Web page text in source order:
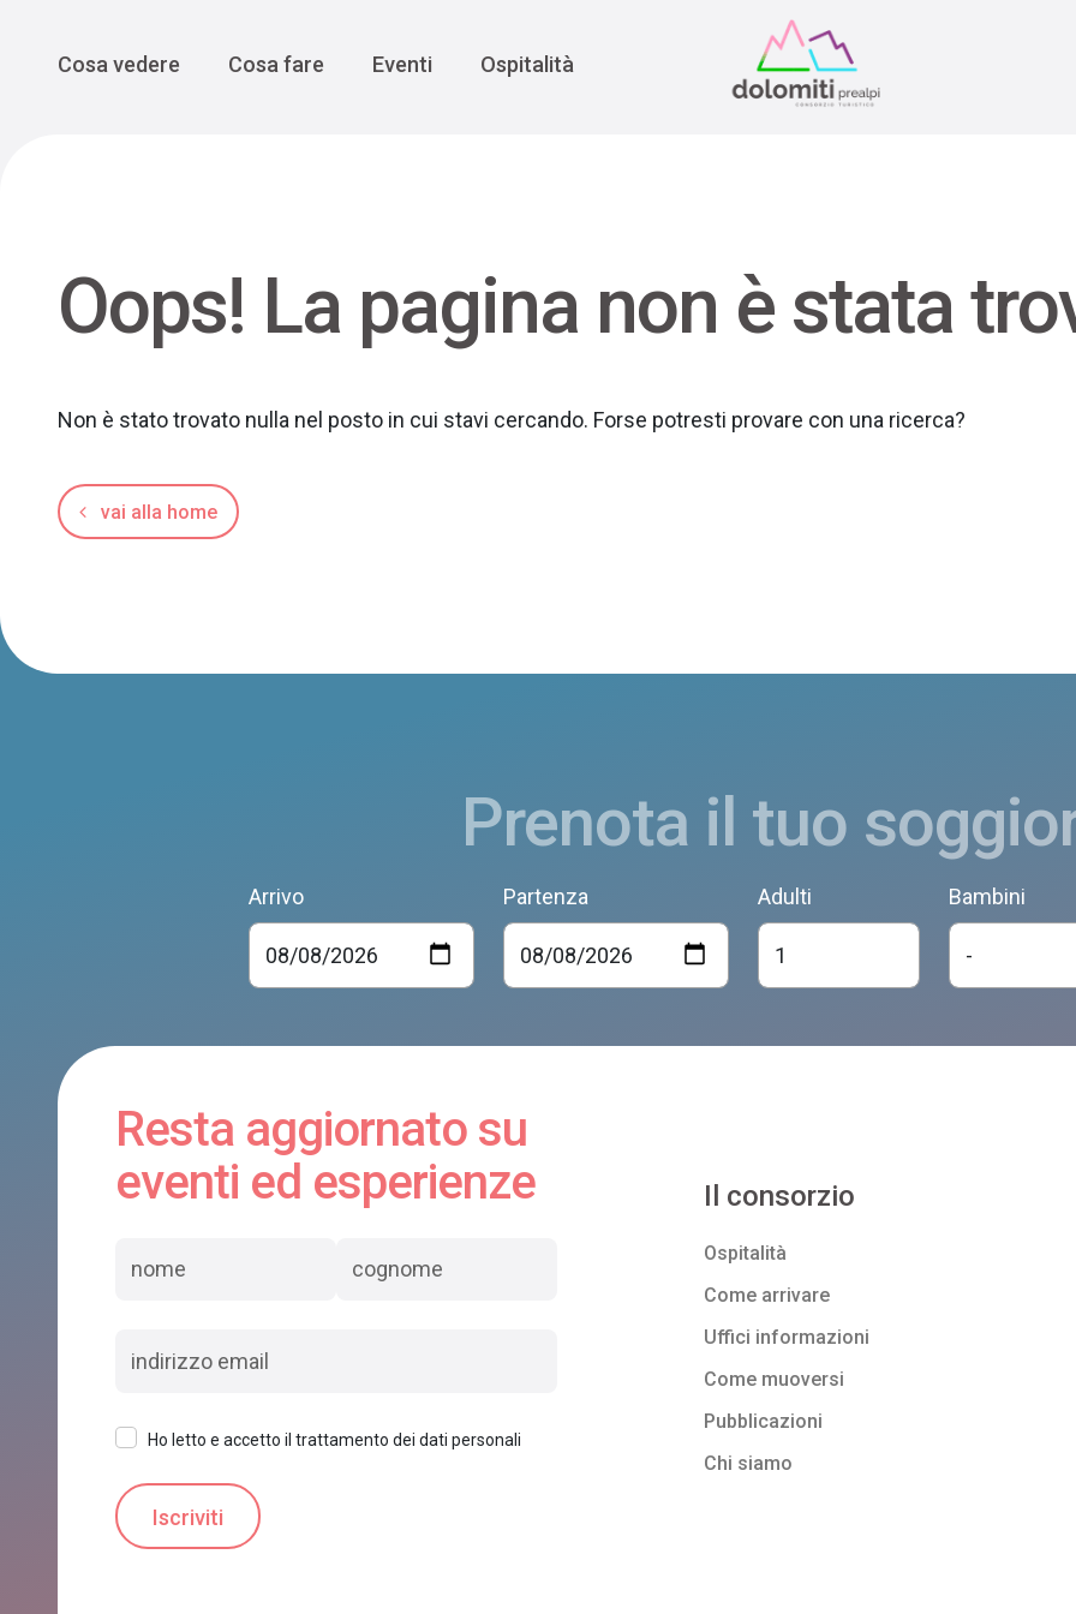
Main Navigation
Cosa vedere Cosa fare Eventi Ospitalità
Oops! La pagina non è stata
Non è stato trovato nulla nel posto in cui stavi cercando. Forse potresti provare con una ricerca?
vai alla home
Prenota il tuo
Arrivo Partenza Adulti Bambini
Resta aggiornato su
eventi ed esperienze
Ho letto e accetto il trattamento dei dati personali
Il consorzio
Ospitalità
Come arrivare
Uffici informazioni
Come muoversi
Pubblicazioni
Chi siamo